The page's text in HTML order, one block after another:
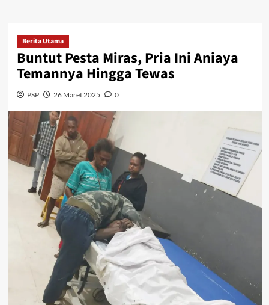
Berita Utama
Buntut Pesta Miras, Pria Ini Aniaya
Temannya Hingga Tewas
PSP 26 Maret 2025 0